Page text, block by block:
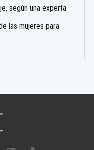
según una experta
las mujeres para